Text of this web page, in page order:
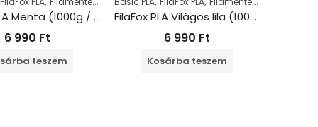
FilaFox PLA Menta (1000g / 1,75mm)
6 990 Ft
teszem
FilaFox PLA Világos lila (1000g / 1,75mm)
6 990 Ft
Kosárba teszem